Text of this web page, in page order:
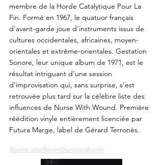
membre de la Horde Catalytique Pour La
Fin. Formé en 1967, le quatuor français
d'avant-garde joue d'instruments issus de
cultures occidentales, africaines, moyen-
orientales et extrême-orientales. Gestation
Sonore, leur unique album de 1971, est le
résultat intriguant d'une session
d'improvisation qui, sans surprise, s'est
retrouvée plus tard sur la célèbre liste des
influences de Nurse With Wound. Première
réédition vinyle entièrement licenciée par
Futura Marge, label de Gérard Terronès.
Source: soufflecontinurecords.com